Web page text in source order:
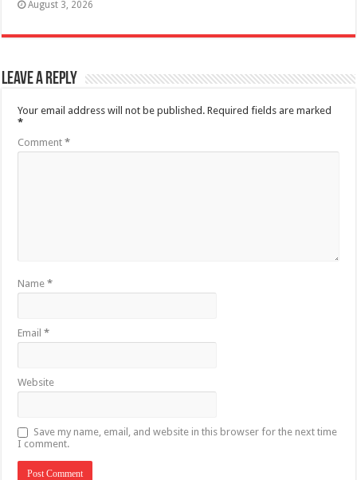
August 3, 2026
Leave a Reply
Your email address will not be published. Required fields are marked
*
Comment*
Name*
Email*
Website
Save my name, email, and website in this browser for the next time
I comment.